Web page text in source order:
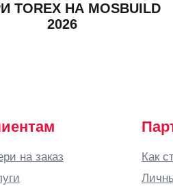
TOREX НА MOSBUILD
2026
на заказ
Как